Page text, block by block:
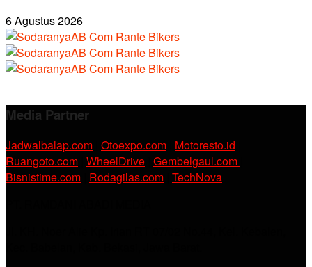
6 Agustus 2026
Media Partner
Jadwalbalap.com Otoexpo.com Motoresto.id
Ruangoto.com WheelDrive Gembelgaul.com
Bisnistime.com Rodagilas.com TechNova